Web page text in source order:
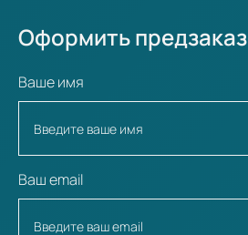
Оформить предзаказ
Ваше имя
Ваш email